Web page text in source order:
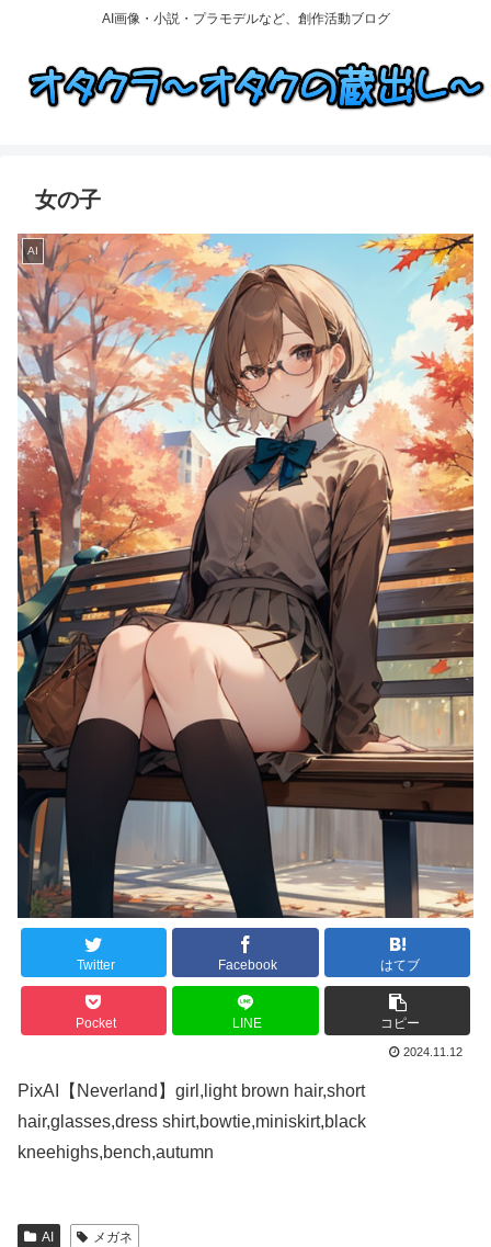
AI画像・小説・プラモデルなど、創作活動ブログ
女の子
AI
Twitter Facebook はてブ
Pocket LINE コピー
2024.11.12
PixAI【Neverland】girl,light brown hair,short
hair,glasses,dress shirt,bowtie,miniskirt,black
kneehighs,bench,autumn
AI メガネ